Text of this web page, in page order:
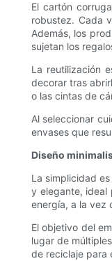
El cartón
robustez. Cada
Además, los
sujetan los
La reutilización
decorar tras
o las cintas de
Al seleccionar
envases que
Diseño
La simplicidad
y elegante, ideal
energía, a la vez
El objetivo del
lugar de
de reciclaje para